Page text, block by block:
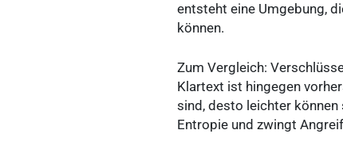
entsteht eine Umgebung,
können.
Zum Vergleich:
Klartext ist hingegen
sind, desto leichter
Entropie und zwingt